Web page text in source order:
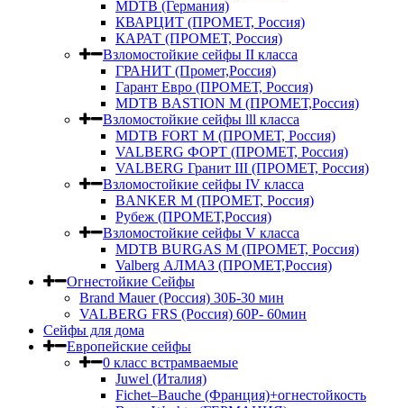
MDTB (Германия)
КВАРЦИТ (ПРОМЕТ, Россия)
КАРАТ (ПРОМЕТ, Россия)
Взломостойкие сейфы II класса
ГРАНИТ (Промет,Россия)
Гарант Евро (ПРОМЕТ, Россия)
MDTB BASTION M (ПРОМЕТ,Россия)
Взломостойкие сейфы lll класса
MDTB FORT M (ПРОМЕТ, Россия)
VALBERG ФОРТ (ПРОМЕТ, Россия)
VALBERG Гранит III (ПРОМЕТ, Россия)
Взломостойкие сейфы IV класса
BANKER M (ПРОМЕТ, Россия)
Рубеж (ПРОМЕТ,Россия)
Взломостойкие сейфы V класса
MDTB BURGAS M (ПРОМЕТ, Россия)
Valberg АЛМАЗ (ПРОМЕТ,Россия)
Огнестойкие Сейфы
Brand Mauer (Россия) 30Б-30 мин
VALBERG FRS (Россия) 60Р- 60мин
Сейфы для дома
Европейские сейфы
0 класс встрамваемые
Juwel (Италия)
Fichet–Bauche (Франция)+огнестойкость